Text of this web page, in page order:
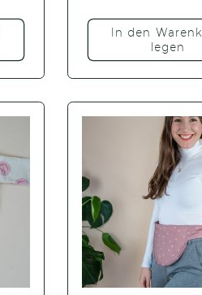
In den
legen